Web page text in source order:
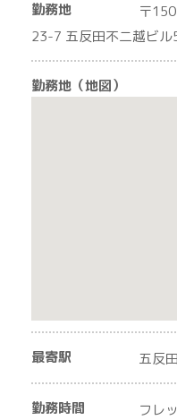
勤務地
〒
23-7 五反田不二越ビル
勤務地（地図）
最寄駅 五反
勤務時間
フレ